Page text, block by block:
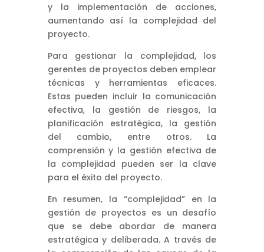
y la implementación de acciones,
aumentando así la complejidad del
proyecto.
Para gestionar la complejidad, los
gerentes de proyectos deben emplear
técnicas y herramientas eficaces.
Estas pueden incluir la comunicación
efectiva, la gestión de riesgos, la
planificación estratégica, la gestión
del cambio, entre otros. La
comprensión y la gestión efectiva de
la complejidad pueden ser la clave
para el éxito del proyecto.
En resumen, la “complejidad” en la
gestión de proyectos es un desafío
que se debe abordar de manera
estratégica y deliberada. A través de